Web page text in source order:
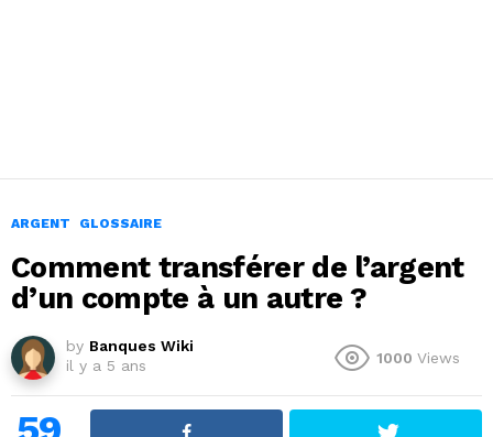
ARGENT GLOSSAIRE
Comment transférer de l’argent
d’un compte à un autre ?
by Banques Wiki
il y a 5 ans
1000 Views